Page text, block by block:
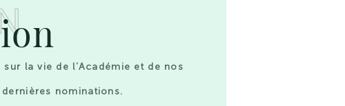
la vie de l’Académie et de nos
nominations.